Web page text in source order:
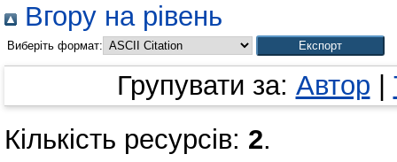
Вгору на рівень
Виберіть формат:
Групувати за: Автор
Кількість ресурсів: 2.